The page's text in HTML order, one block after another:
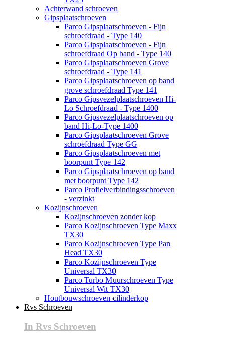
Achterwand schroeven
Gipsplaatschroeven
Parco Gipsplaatschroeven - Fijn
schroefdraad - Type 140
Parco Gipsplaatschroeven - Fijn
schroefdraad Op band - Type 140
Parco Gipsplaatschroeven Grove
schroefdraad - Type 141
Parco Gipsplaatschroeven op band
grove schroefdraad Type 141
Parco Gipsvezelplaatschroeven Hi-
Lo Schroefdraad - Type 1400
Parco Gipsvezelplaatschroeven op
band Hi-Lo-Type 1400
Parco Gipsplaatschroeven Grove
schroefdraad Type GG
Parco Gipsplaatschroeven met
boorpunt Type 142
Parco Gipsplaatschroeven op band
met boorpunt Type 142
Parco Profielverbindingsschroeven
- verzinkt
Kozijnschroeven
Kozijnschroeven zonder kop
Parco Kozijnschroeven Type Maxx
TX30
Parco Kozijnschroeven Type Pan
Head TX30
Parco Kozijnschroeven Type
Universal TX30
Parco Turbo Muurschroeven Type
Universal Wit TX30
Houtbouwschroeven cilinderkop
Rvs Schroeven
In Rvs Schroeven